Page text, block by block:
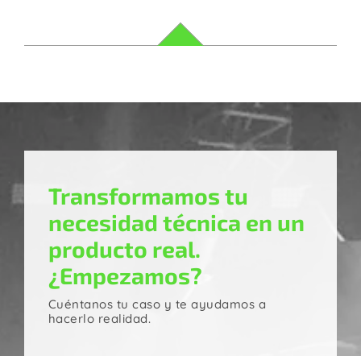
Transformamos tu
necesidad técnica en un
producto real.
¿Empezamos?
Cuéntanos tu caso y te ayudamos a
hacerlo realidad.